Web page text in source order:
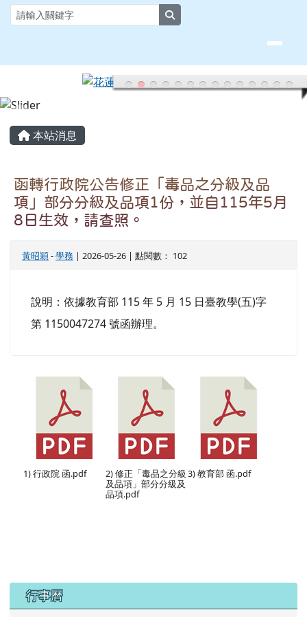
跳至主內容區
花蓮縣大榮國小全球資訊網
主內容區域
本站消息
函轉行政院公告修正「毒品之分級及品
項」部分分級及品項1份，並自115年5月
8日生效，請查照。
黃昭穎-學務 | 2026-05-26 | 點閱數： 102
說明：依據教育部 115 年 5 月 15 日臺教學(五)字
第 1150047274 號函辦理。
1) 行政院 函.pdf
2) 修正「毒品之分級
及品項」部分分級及
品項.pdf
3) 教育部 函.pdf
下中區域內容
行事曆
頁尾區域